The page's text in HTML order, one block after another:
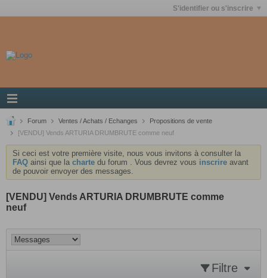
S'identifier ou s'inscrire
Forum Ventes / Achats / Echanges
Propositions de vente
[VENDU] Vends ARTURIA DRUMBRUTE comme neuf
Si ceci est votre première visite, nous vous invitons à consulter la
FAQ ainsi que la charte du forum . Vous devrez vous inscrire avant
de pouvoir envoyer des messages.
[VENDU] Vends ARTURIA DRUMBRUTE comme
neuf
Filtre